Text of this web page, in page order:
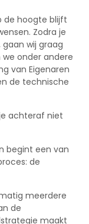
de hoogte blijft
Zodra je
wij graag
onder andere
van Eigenaren
de technische
achteraf niet
begint een van
de
meerdere
de
maakt